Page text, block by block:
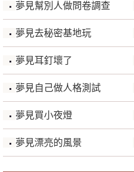
夢見幫別人做問卷調查
夢見去秘密基地玩
夢見耳釘壞了
夢見自己做人格測試
夢見買小夜燈
夢見漂亮的風景